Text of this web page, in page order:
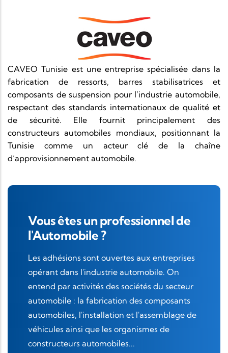
CAVEO Tunisie est une entreprise spécialisée dans la
fabrication de ressorts, barres stabilisatrices et
composants de suspension pour l’industrie automobile,
respectant des standards internationaux de qualité et
de sécurité. Elle fournit principalement des
constructeurs automobiles mondiaux, positionnant la
Tunisie comme un acteur clé de la chaîne
d’approvisionnement automobile.
Vous êtes un professionnel de
l'Automobile ?
Les adhésions sont ouvertes aux entreprises
opérant dans l'industrie automobile. On
entend par activités des sociétés du secteur
automobile : la fabrication des composants
automobiles, l'installation et l'assemblage de
véhicules ainsi que les organismes de
constructeurs automobiles...